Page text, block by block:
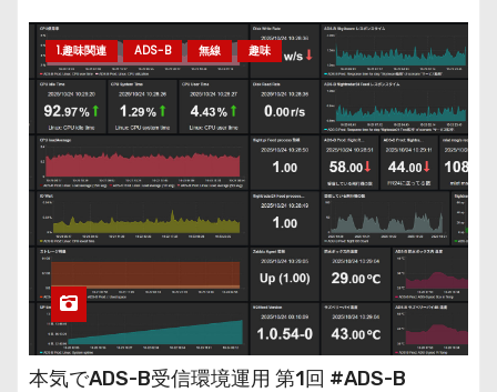
1.趣味関連 ADS-B 無線 趣味
本気でADS-B受信環境運用 第1回 #ADS-B